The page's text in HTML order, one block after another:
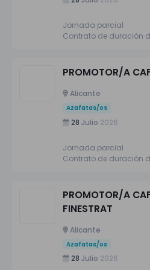
Jornada parcial
Contrato de duración
PROMOTOR/A
Alicante
Azafatas/os
28 Julio 2026
Jornada parcial
Contrato de duración
PROMOTOR/A
FINESTRAT
Alicante
Azafatas/os
28 Julio 2026